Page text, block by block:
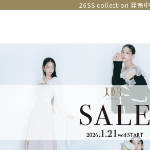
26SS collection 発売中